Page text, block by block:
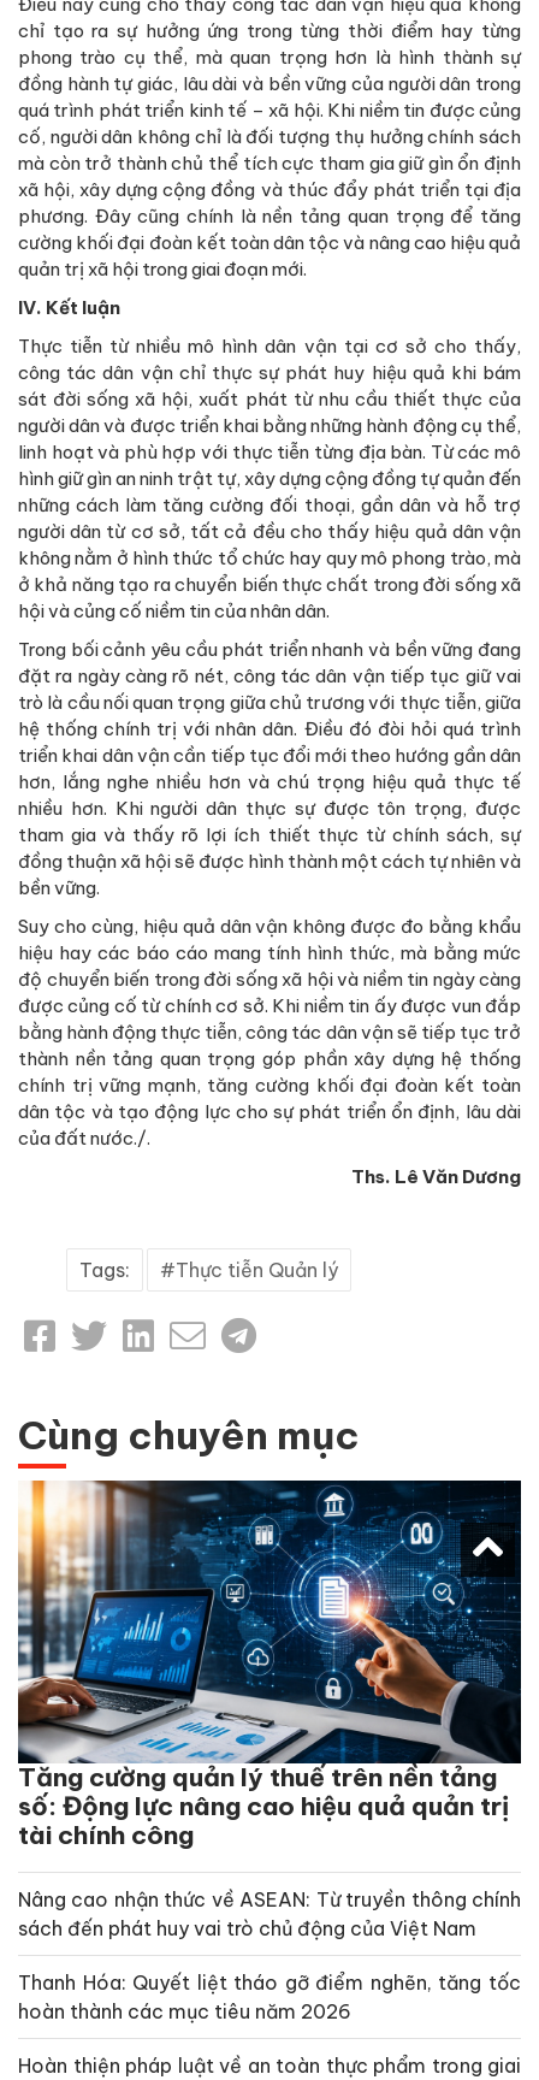
chỉ tạo ra sự hưởng ứng trong từng thời điểm hay từng
phong trào cụ thể, mà quan trọng hơn là hình thành sự
đồng hành tự giác, lâu dài và bền vững của người dân trong
quá trình phát triển kinh tế – xã hội. Khi niềm tin được củng
cố, người dân không chỉ là đối tượng thụ hưởng chính sách
mà còn trở thành chủ thể tích cực tham gia giữ gìn ổn định
xã hội, xây dựng cộng đồng và thúc đẩy phát triển tại địa
phương. Đây cũng chính là nền tảng quan trọng để tăng
cường khối đại đoàn kết toàn dân tộc và nâng cao hiệu quả
quản trị xã hội trong giai đoạn mới.
IV. Kết luận
Thực tiễn từ nhiều mô hình dân vận tại cơ sở cho thấy,
công tác dân vận chỉ thực sự phát huy hiệu quả khi bám
sát đời sống xã hội, xuất phát từ nhu cầu thiết thực của
người dân và được triển khai bằng những hành động cụ thể,
linh hoạt và phù hợp với thực tiễn từng địa bàn. Từ các mô
hình giữ gìn an ninh trật tự, xây dựng cộng đồng tự quản đến
những cách làm tăng cường đối thoại, gần dân và hỗ trợ
người dân từ cơ sở, tất cả đều cho thấy hiệu quả dân vận
không nằm ở hình thức tổ chức hay quy mô phong trào, mà
ở khả năng tạo ra chuyển biến thực chất trong đời sống xã
hội và củng cố niềm tin của nhân dân.
Trong bối cảnh yêu cầu phát triển nhanh và bền vững đang
đặt ra ngày càng rõ nét, công tác dân vận tiếp tục giữ vai
trò là cầu nối quan trọng giữa chủ trương với thực tiễn, giữa
hệ thống chính trị với nhân dân. Điều đó đòi hỏi quá trình
triển khai dân vận cần tiếp tục đổi mới theo hướng gần dân
hơn, lắng nghe nhiều hơn và chú trọng hiệu quả thực tế
nhiều hơn. Khi người dân thực sự được tôn trọng, được
tham gia và thấy rõ lợi ích thiết thực từ chính sách, sự
đồng thuận xã hội sẽ được hình thành một cách tự nhiên và
bền vững.
Suy cho cùng, hiệu quả dân vận không được đo bằng khẩu
hiệu hay các báo cáo mang tính hình thức, mà bằng mức
độ chuyển biến trong đời sống xã hội và niềm tin ngày càng
được củng cố từ chính cơ sở. Khi niềm tin ấy được vun đắp
bằng hành động thực tiễn, công tác dân vận sẽ tiếp tục trở
thành nền tảng quan trọng góp phần xây dựng hệ thống
chính trị vững mạnh, tăng cường khối đại đoàn kết toàn
dân tộc và tạo động lực cho sự phát triển ổn định, lâu dài
của đất nước./.
Ths. Lê Văn Dương
Tags: Thực tiễn Quản lý
Cùng chuyên mục
Tăng cường quản lý thuế trên nền tảng
số: Động lực nâng cao hiệu quả quản trị
tài chính công
Nâng cao nhận thức về ASEAN: Từ truyền thông chính
sách đến phát huy vai trò chủ động của Việt Nam
Thanh Hóa: Quyết liệt tháo gỡ điểm nghẽn, tăng tốc
hoàn thành các mục tiêu năm 2026
Hoàn thiện pháp luật về an toàn thực phẩm trong giai